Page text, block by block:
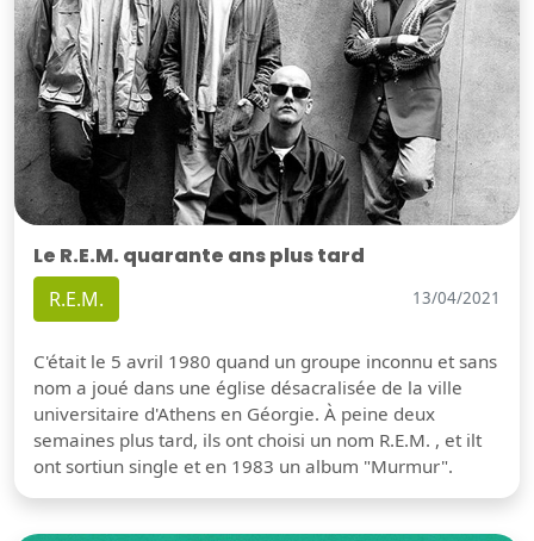
Le R.E.M. quarante ans plus tard
R.E.M. 13/04/2021
C'était le 5 avril 1980 quand un groupe inconnu et sans
nom a joué dans une église désacralisée de la ville
universitaire d'Athens en Géorgie. À peine deux
semaines plus tard, ils ont choisi un nom R.E.M. , et ilt
ont sortiun single et en 1983 un album "Murmur".